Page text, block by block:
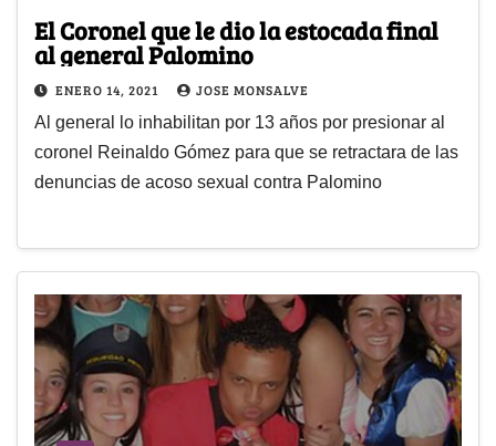
El Coronel que le dio la estocada final
al general Palomino
ENERO 14, 2021 JOSE MONSALVE
Al general lo inhabilitan por 13 años por presionar al
coronel Reinaldo Gómez para que se retractara de las
denuncias de acoso sexual contra Palomino